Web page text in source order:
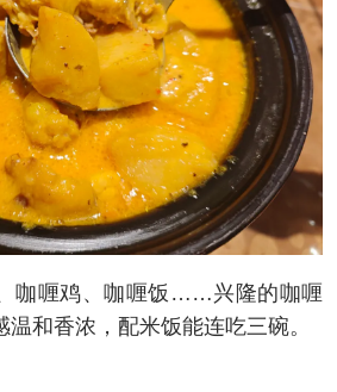
喱鸡、咖喱饭……兴隆的咖喱
和香浓，配米饭能连吃三碗。